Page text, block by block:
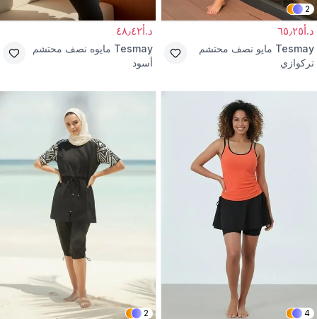
2
د.أ٦٥٫٢٥
Tesmay مايو نصف محتشم
تركوازي
د.أ٤٨٫٤٢
Tesmay مايوه نصف محتشم
أسود
4
2